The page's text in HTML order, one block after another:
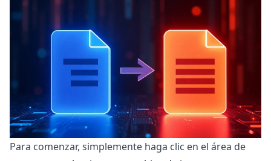
Para comenzar, simplemente haga clic en el área de